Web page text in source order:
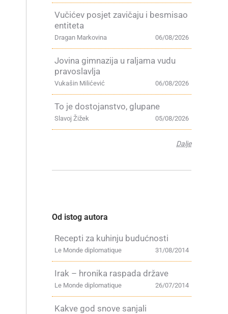
Vučićev posjet zavičaju i besmisao
entiteta
06/08/2026
Dragan Markovina
Jovina gimnazija u raljama vudu
pravoslavlja
06/08/2026
Vukašin Milićević
To je dostojanstvo, glupane
05/08/2026
Slavoj Žižek
Dalje
Od istog autora
Recepti za kuhinju budućnosti
31/08/2014
Le Monde diplomatique
Irak – hronika raspada države
26/07/2014
Le Monde diplomatique
Kakve god snove sanjali